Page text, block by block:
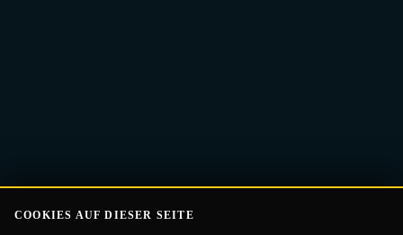
COOKIES AUF DIESER SEITE